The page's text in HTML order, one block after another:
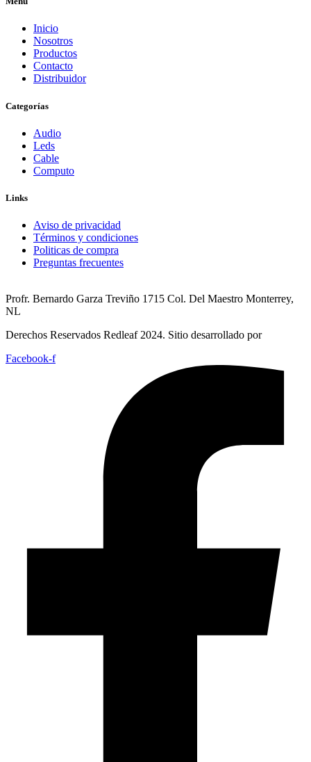
Inicio
Nosotros
Productos
Contacto
Distribuidor
Categorías
Audio
Leds
Cable
Computo
Links
Aviso de privacidad
Términos y condiciones
Politicas de compra
Preguntas frecuentes
Profr. Bernardo Garza Treviño 1715 Col. Del Maestro Monterrey,
NL
Derechos Reservados Redleaf 2024. Sitio desarrollado por
Facebook-f